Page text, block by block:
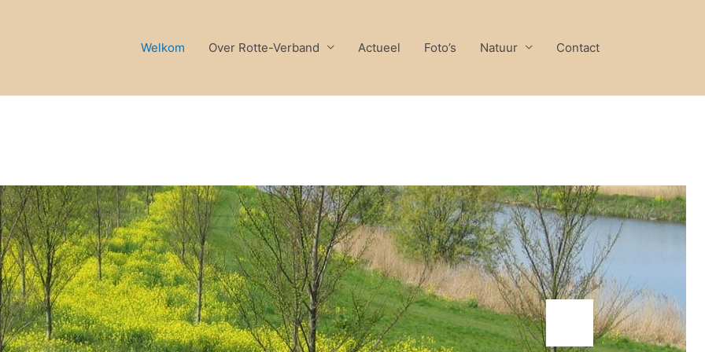
Welkom Over Rotte-Verband Actueel Foto’s Natuur Contact